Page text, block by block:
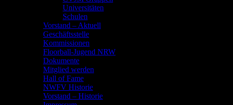
Universitäten
Schulen
Vorstand – Aktuell
Geschäftsstelle
Kommissionen
Floorball-Jugend NRW
Dokumente
Mitglied werden
Hall of Fame
NWFV Historie
Vorstand – Historie